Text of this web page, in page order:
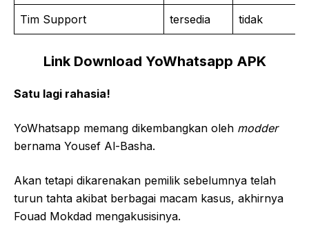
Tim Support tersedia tidak
Link Download YoWhatsapp APK
Satu lagi rahasia!
YoWhatsapp memang dikembangkan oleh modder
bernama Yousef Al-Basha.
Akan tetapi dikarenakan pemilik sebelumnya telah
turun tahta akibat berbagai macam kasus, akhirnya
Fouad Mokdad mengakusisinya.